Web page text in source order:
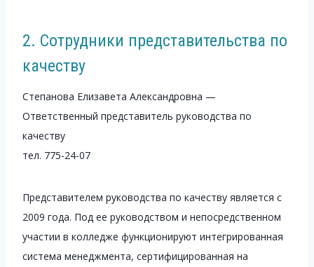
2. Сотрудники представительства по
качеству
Степанова Елизавета Александровна —
Ответственный представитель руководства по
качеству
тел. 775-24-07
Представителем руководства по качеству является с
2009 года. Под ее руководством и непосредственном
участии в колледже функционируют интегрированная
система менеджмента, сертифицированная на